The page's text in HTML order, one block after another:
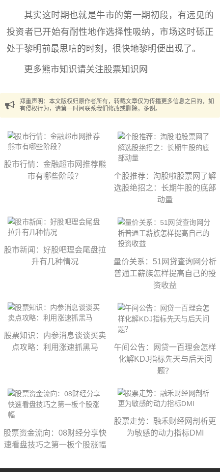
其实这时期也就是牛市的第一期初段，有远见的
投资者已开始有耐性地作选择性吸纳，市场这时砾正
处于黎明前最思唁的时刻，很快地黎明便出现了。
更多熊市知识请关注股票知识网
郑重声明：本文版权归原作者所有，转载文章仅为传播更多信息之目的，如
有侵权行为，请第一时间联系我们修改或删除，多谢。
股市行情：金融超市网推荐熊
市有哪些阶段？
个股推荐：淘股啦股票网了解
选股绝招之：长期牛股的底部
动量
股市新闻：好股吧理会尾盘拉
升有几种情况
量价关系：51网贷查询网分析
普通工薪族怎样提高自己的投
资收益
股票知识：内参消息谈谈买卖
点攻略：利用涨速抓黑马
午间公告：网贷一百理会怎样
化解KDJ指标先天与后天问
题？
股票资金流向：08财经分享快
速看盘技巧之第一板个股涨幅
股票走势：融禾财经网剖析更
为敏感的动力指标DMI